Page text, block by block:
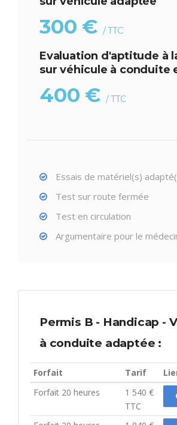
300 € / TTC
Evaluation d'aptitude à
sur véhicule à conduite
400 € / TTC
Essais de matériel(s)
Test sur route fermée
Test en circulation
Argumentaire pour le
Permis B - Handicap -
à conduite adaptée :
Forfait Tarif
Forfait 20 heures
1 540 €
TTC